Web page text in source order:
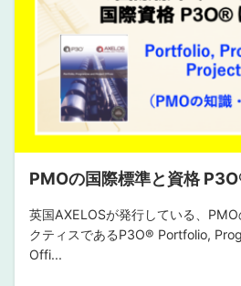
PMOの国際標準と資格
英国AXELOSが発行している、
クティスであるP3O®︎ Portfolio,
Offi...